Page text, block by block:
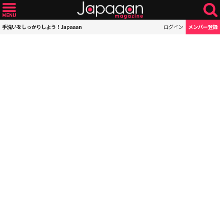
手洗いをしっかりしよう！Japaaan ログイン メンバー登録